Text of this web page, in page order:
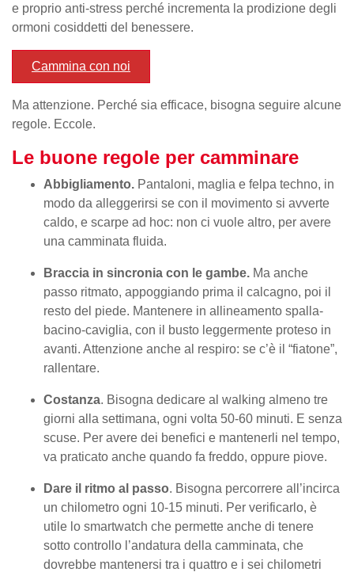
e proprio anti-stress perché incrementa la prodizione degli
ormoni cosiddetti del benessere.
Cammina con noi
Ma attenzione. Perché sia efficace, bisogna seguire alcune
regole. Eccole.
Le buone regole per camminare
Abbigliamento. Pantaloni, maglia e felpa techno, in
modo da alleggerirsi se con il movimento si avverte
caldo, e scarpe ad hoc: non ci vuole altro, per avere
una camminata fluida.
Braccia in sincronia con le gambe. Ma anche
passo ritmato, appoggiando prima il calcagno, poi il
resto del piede. Mantenere in allineamento spalla-
bacino-caviglia, con il busto leggermente proteso in
avanti. Attenzione anche al respiro: se c’è il “fiatone”,
rallentare.
Costanza. Bisogna dedicare al walking almeno tre
giorni alla settimana, ogni volta 50-60 minuti. E senza
scuse. Per avere dei benefici e mantenerli nel tempo,
va praticato anche quando fa freddo, oppure piove.
Dare il ritmo al passo. Bisogna percorrere all’incirca
un chilometro ogni 10-15 minuti. Per verificarlo, è
utile lo smartwatch che permette anche di tenere
sotto controllo l’andatura della camminata, che
dovrebbe mantenersi tra i quattro e i sei chilometri